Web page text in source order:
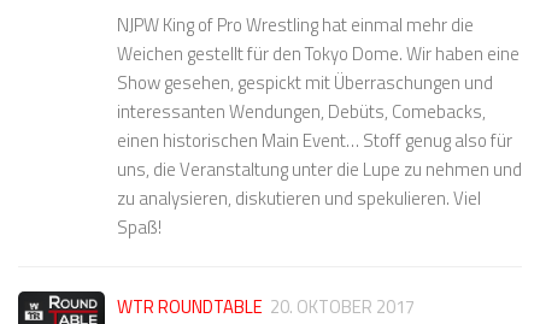
NJPW King of Pro Wrestling hat einmal mehr die
Weichen gestellt für den Tokyo Dome. Wir haben eine
Show gesehen, gespickt mit Überraschungen und
interessanten Wendungen, Debüts, Comebacks,
einen historischen Main Event… Stoff genug also für
uns, die Veranstaltung unter die Lupe zu nehmen und
zu analysieren, diskutieren und spekulieren. Viel
Spaß!
WTR ROUNDTABLE 20. OKTOBER 2017